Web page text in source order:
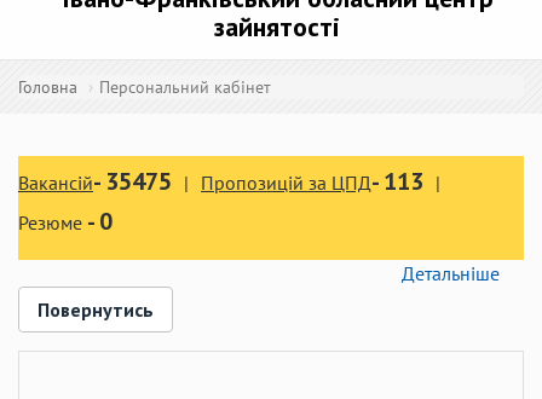
зайнятості
Головна Персональний кабінет
Вакансій- 35475 Пропозицій за ЦПД-113
Резюме -0
Детальніше
Повернутись